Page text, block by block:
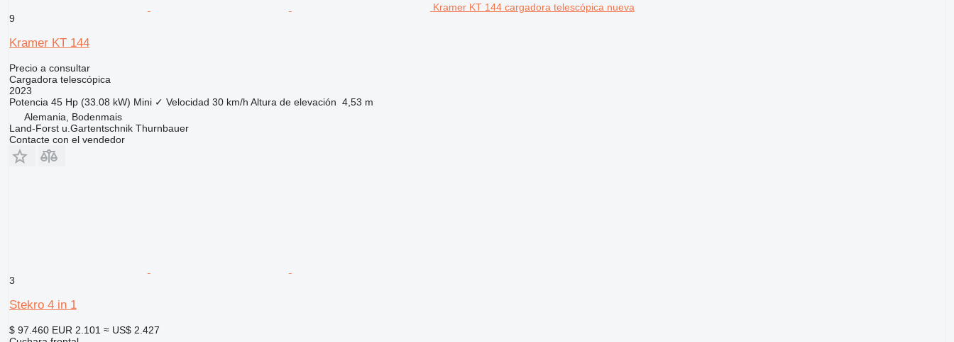
Kramer KT 144 cargadora telescópica nueva
9
Kramer KT 144
Precio a consultar
Cargadora telescópica
2023
Potencia 45 Hp (33.08 kW) Mini ✓ Velocidad 30 km/h Altura de elevación 4,53 m
Alemania, Bodenmais
Land-Forst u.Gartentschnik Thurnbauer
Contacte con el vendedor
3
Stekro 4 in 1
$ 97.460 EUR 2.101 ≈ US$ 2.427